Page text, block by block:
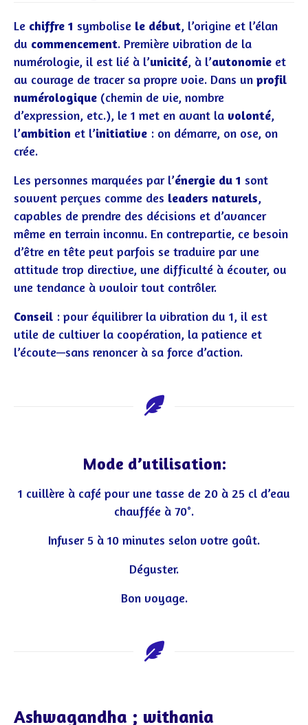
Le chiffre 1 symbolise le début, l’origine et l’élan
du commencement. Première vibration de la
numérologie, il est lié à l’unicité, à l’autonomie et
au courage de tracer sa propre voie. Dans un profil
numérologique (chemin de vie, nombre
d’expression, etc.), le 1 met en avant la volonté,
l’ambition et l’initiative : on démarre, on ose, on
crée.
Les personnes marquées par l’énergie du 1 sont
souvent perçues comme des leaders naturels,
capables de prendre des décisions et d’avancer
même en terrain inconnu. En contrepartie, ce besoin
d’être en tête peut parfois se traduire par une
attitude trop directive, une difficulté à écouter, ou
une tendance à vouloir tout contrôler.
Conseil : pour équilibrer la vibration du 1, il est
utile de cultiver la coopération, la patience et
l’écoute—sans renoncer à sa force d’action.
Mode d’utilisation:
1 cuillère à café pour une tasse de 20 à 25 cl d’eau
chauffée à 70°.
Infuser 5 à 10 minutes selon votre goût.
Déguster.
Bon voyage.
Ashwagandha ; withania